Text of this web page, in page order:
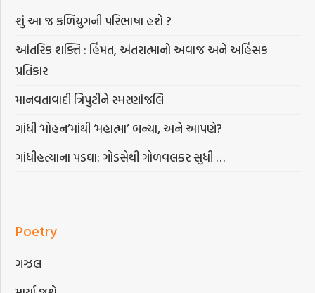
શું આ જ કળિયુગની પરિભાષા હશે ?
આંતરિક શક્તિ : હિંમત, અંતરાત્માનો અવાજ અને અહિંસક
પ્રતિકાર
માનવતાવાદી ત્રિપુટીને સ્મરણાંજલિ
ગાંધી ‘મોહન’માંથી ‘મહાત્મા’ બન્યા, અને આપણે?
ગાંધીહત્યાના પડઘા: ગોડસેથી ગોળવલકર સુધી …
Poetry
ગઝલ